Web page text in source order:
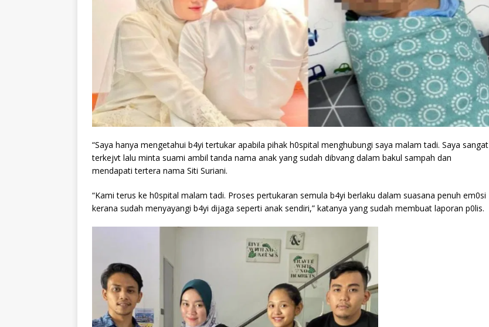
“Saya hanya mengetahui b4yi tertukar apabila pihak h0spital menghubungi saya malam tadi. Saya sangat
terkejvt lalu minta suami ambil tanda nama anak yang sudah dibvang dalam bakul sampah dan
mendapati tertera nama Siti Suriani.
“Kami terus ke h0spital malam tadi. Proses pertukaran semula b4yi berlaku dalam suasana penuh em0si
kerana sudah menyayangi b4yi dijaga seperti anak sendiri,” katanya yang sudah membuat laporan p0lis.